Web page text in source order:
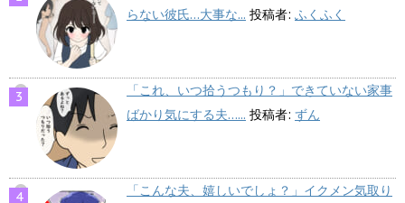
らない彼氏…大事な... 投稿者: ふくふく
「これ、いつ拾うつもり？」できていない家事
ばかり気にする夫…... 投稿者: ずん
「こんな夫、嬉しいでしょ？」イクメン気取り